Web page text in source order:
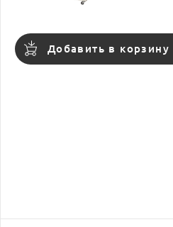
Добавить в корзину